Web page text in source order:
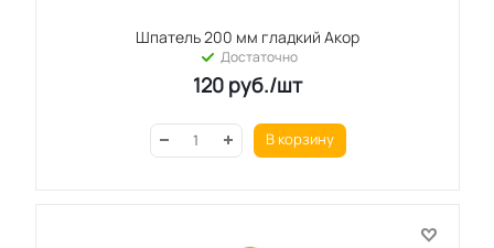
Шпатель 200 мм гладкий Акор
Достаточно
120 руб./шт
В корзину